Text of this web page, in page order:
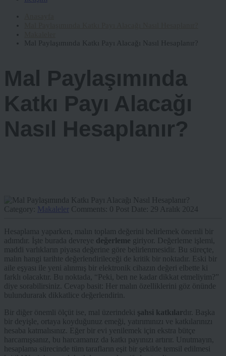
Mal Paylaşımında Katkı Payı Alacağı Nasıl Hesaplanır?
Mal Paylaşımında
Katkı Payı Alacağı
Nasıl Hesaplanır?
Category: Makaleler Comments: 0 Post Date: 29 Aralık 2024
Hesaplama yaparken, malın toplam değerini belirlemek önemli bir
adımdır. İşte burada devreye değerleme giriyor. Değerleme işlemi,
maddi varlıkların piyasa değerine göre belirlenmesidir. Bu süreçte,
malın hangi tarihte değerlendirileceği de kritik bir noktadır. Eski bir
aile eşyası ile yeni alınmış bir elektronik cihazın değeri elbette ki
farklı olacaktır. Bu noktada, “Peki, ben ne kadar dikkat etmeliyim?”
diye sorabilirsiniz. Cevap basit: Her malın özelliklerini göz önünde
bulundurarak dikkatlice değerlendirin.
Bir diğer önemli ölçüt ise, mal üzerindeki şahsi katkılar dır. Başka
bir deyişle, ortaya koyduğunuz emeği, yatırımınızı ve katkılarınızı
hesaba katmalısınız. Eğer bir evi yenilemek için ekstra bütçe
harcamışsanız, bu harcamanız da katkı payınızı artırır. Unutmayın,
hesaplama sürecinde tüm tarafların eşit bir şekilde temsil edilmesi